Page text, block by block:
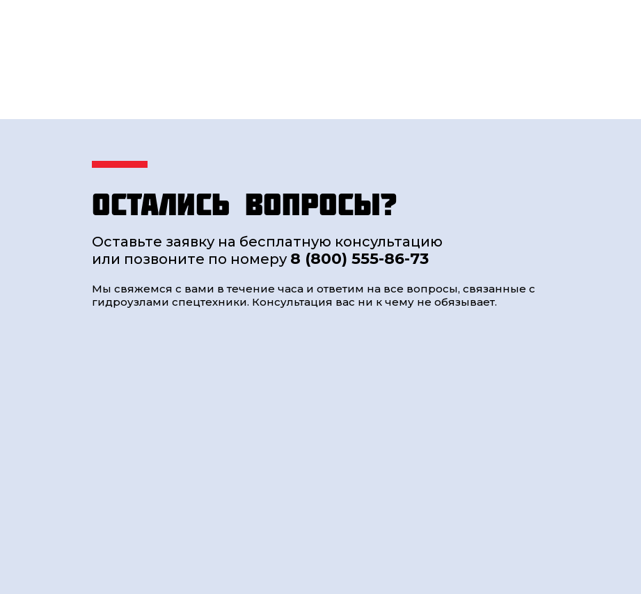
Остались вопросы?
Оставьте заявку на бесплатную консультацию
или позвоните по номеру 8 (800) 555-86-73
Мы свяжемся с вами в течение часа и ответим на все вопросы, связанные с
гидроузлами спецтехники. Консультация вас ни к чему не обязывает.